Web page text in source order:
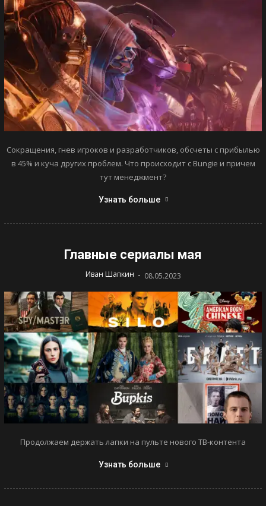
Сокращения, гнев игроков и разработчиков, обсчеты с прибылью
в 45% и куча других проблем. Что происходит с Bungie и причем
тут менеджмент?
Узнать больше
Главные сериалы мая
Иван Шапкин - 08.05.2023
Продолжаем держать лапки на пульте нового ТВ-контента
Узнать больше